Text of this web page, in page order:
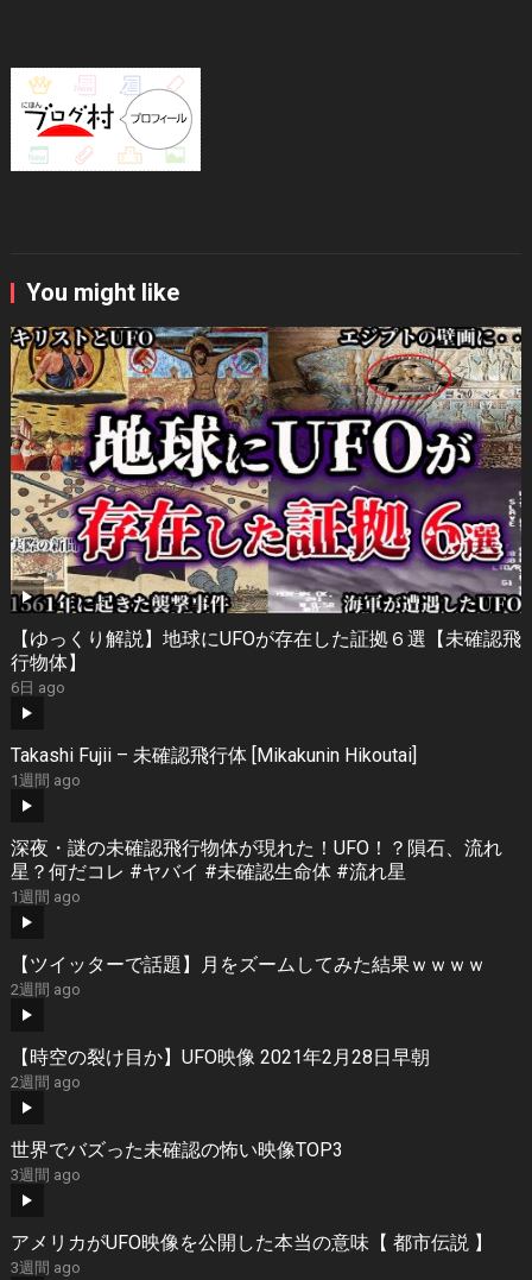
You might like
【ゆっくり解説】地球にUFOが存在した証拠６選【未確認飛
行物体】
6日 ago
Takashi Fujii – 未確認飛行体 [Mikakunin Hikoutai]
1週間 ago
深夜・謎の未確認飛行物体が現れた！UFO！？隕石、流れ
星？何だコレ #ヤバイ #未確認生命体 #流れ星
1週間 ago
【ツイッターで話題】月をズームしてみた結果ｗｗｗｗ
2週間 ago
【時空の裂け目か】UFO映像 2021年2月28日早朝
2週間 ago
世界でバズった未確認の怖い映像TOP3
3週間 ago
アメリカがUFO映像を公開した本当の意味【 都市伝説 】
3週間 ago